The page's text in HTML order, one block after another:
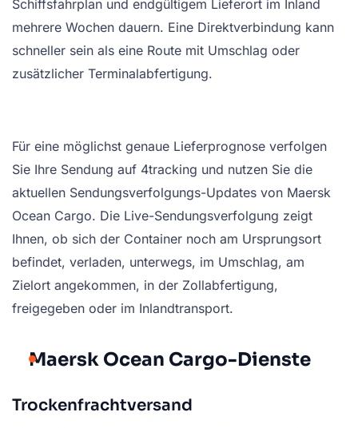
Schiffsfahrplan und endgültigem Lieferort im Inland
mehrere Wochen dauern. Eine Direktverbindung kann
schneller sein als eine Route mit Umschlag oder
zusätzlicher Terminalabfertigung.
Für eine möglichst genaue Lieferprognose verfolgen
Sie Ihre Sendung auf 4tracking und nutzen Sie die
aktuellen Sendungsverfolgungs-Updates von Maersk
Ocean Cargo. Die Live-Sendungsverfolgung zeigt
Ihnen, ob sich der Container noch am Ursprungsort
befindet, verladen, unterwegs, im Umschlag, am
Zielort angekommen, in der Zollabfertigung,
freigegeben oder im Inlandtransport.
Maersk Ocean Cargo-Dienste
Trockenfrachtversand